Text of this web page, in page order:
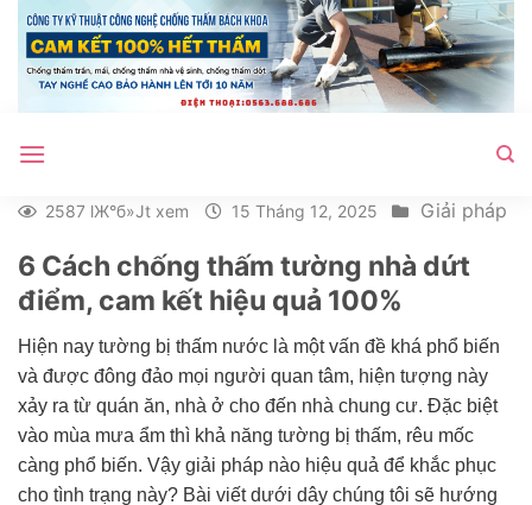
qua
nội
2587 lЖ°б»Јt xem 15 Tháng 12, 2025 Giải pháp
6 Cách chống thấm tường nhà dứt
điểm, cam kết hiệu quả 100%
Hiện nay tường bị thấm nước là một vấn đề khá phổ biến
và được đông đảo mọi người quan tâm, hiện tượng này
xảy ra từ quán ăn, nhà ở cho đến nhà chung cư. Đặc biệt
vào mùa mưa ẩm thì khả năng tường bị thấm, rêu mốc
càng phổ biến. Vậy giải pháp nào hiệu quả để khắc phục
cho tình trạng này? Bài viết dưới dây chúng tôi sẽ hướng